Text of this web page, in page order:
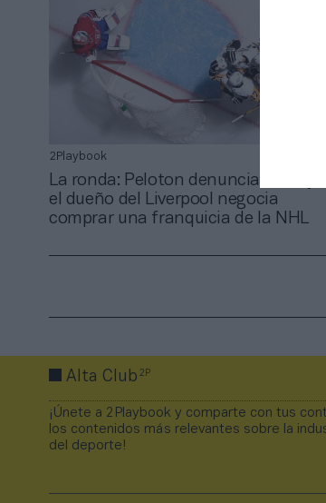
2Playbook
La ronda: Peloton denuncia a iFit y
el dueño del Liverpool negocia
comprar una franquicia de la NHL
Alta Club2P
¡Únete a 2Playbook y comparte con tus
los contenidos más relevantes sobre la
del deporte!